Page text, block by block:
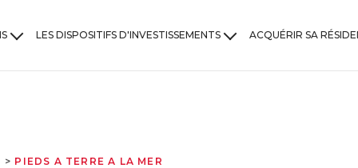
LES DISPOSITIFS D'INVESTISSEMENTS ACQUÉRIR SA
PIEDS A TERRE A LA MER